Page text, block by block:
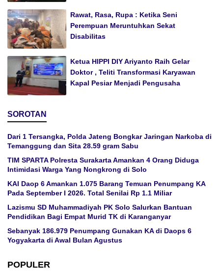
Rawat, Rasa, Rupa : Ketika Seni
Perempuan Meruntuhkan Sekat
Disabilitas
Ketua HIPPI DIY Ariyanto Raih Gelar
Doktor , Teliti Transformasi Karyawan
Kapal Pesiar Menjadi Pengusaha
SOROTAN
Dari 1 Tersangka, Polda Jateng Bongkar Jaringan Narkoba di
Temanggung dan Sita 28.59 gram Sabu
TIM SPARTA Polresta Surakarta Amankan 4 Orang Diduga
Intimidasi Warga Yang Nongkrong di Solo
KAI Daop 6 Amankan 1.075 Barang Temuan Penumpang KA
Pada September I 2026. Total Senilai Rp 1.1 Miliar
Lazismu SD Muhammadiyah PK Solo Salurkan Bantuan
Pendidikan Bagi Empat Murid TK di Karanganyar
Sebanyak 186.979 Penumpang Gunakan KA di Daops 6
Yogyakarta di Awal Bulan Agustus
POPULER